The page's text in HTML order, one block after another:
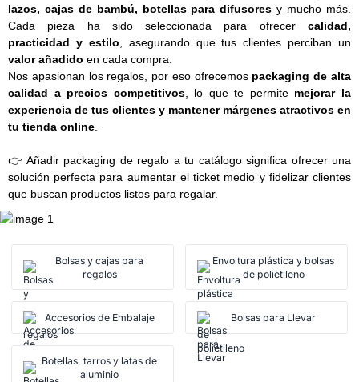
lazos, cajas de bambú, botellas para difusores y mucho más.
Cada pieza ha sido seleccionada para ofrecer calidad,
practicidad y estilo, asegurando que tus clientes perciban un
valor añadido en cada compra.
Nos apasionan los regalos, por eso ofrecemos packaging de alta
calidad a precios competitivos, lo que te permite mejorar la
experiencia de tus clientes y mantener márgenes atractivos en
tu tienda online.
👉 Añadir packaging de regalo a tu catálogo significa ofrecer una
solución perfecta para aumentar el ticket medio y fidelizar clientes
que buscan productos listos para regalar.
Bolsas y cajas para
regalos
Envoltura plástica y bolsas
de polietileno
Accesorios de Embalaje Bolsas para Llevar
Botellas, tarros y latas de
aluminio